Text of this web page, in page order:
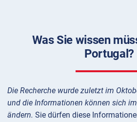
Was Sie wissen
Portugal?
Die Recherche wurde zuletzt im
und die Informationen können sich
ändern. Sie dürfen diese